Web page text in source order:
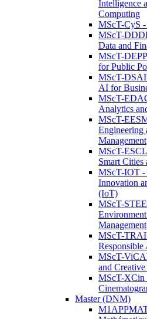
Intelligence
Computing
MScT-CyS
MScT-
Data and
MScT-
for Public
MScT-
AI for
MScT-
Analytics
MScT-
Engineering
Management
MScT-
Smart
MScT-IOT -
Innovation
(IoT)
MScT-
Management
MScT-TRAI
Responsible
MScT-
and
MScT-XCin
Master (DNM)